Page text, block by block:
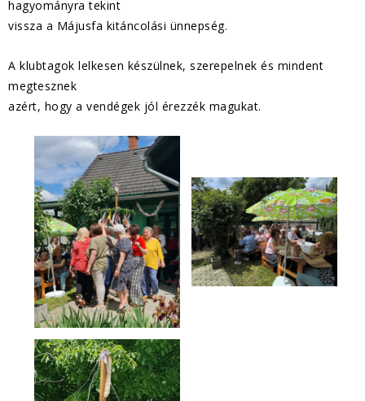
hagyományra tekint
vissza a Májusfa kitáncolási ünnepség.
A klubtagok lelkesen készülnek, szerepelnek és mindent
megtesznek
azért, hogy a vendégek jól érezzék magukat.